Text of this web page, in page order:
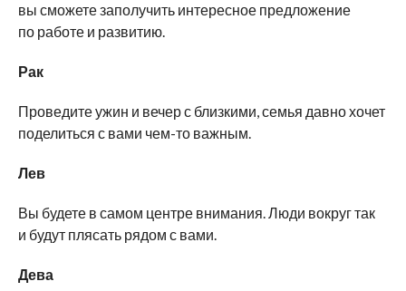
вы сможете заполучить интересное предложение
по работе и развитию.
Рак
Проведите ужин и вечер с близкими, семья давно хочет
поделиться с вами чем-то важным.
Лев
Вы будете в самом центре внимания. Люди вокруг так
и будут плясать рядом с вами.
Дева